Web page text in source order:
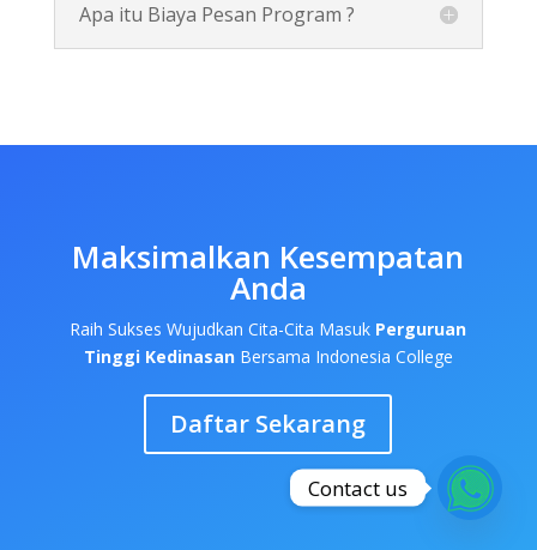
Apa itu Biaya Pesan Program ?
Maksimalkan Kesempatan
Anda
Raih Sukses Wujudkan Cita-Cita Masuk Perguruan
Tinggi KedinasanBersama Indonesia College
Daftar Sekarang
Contact us